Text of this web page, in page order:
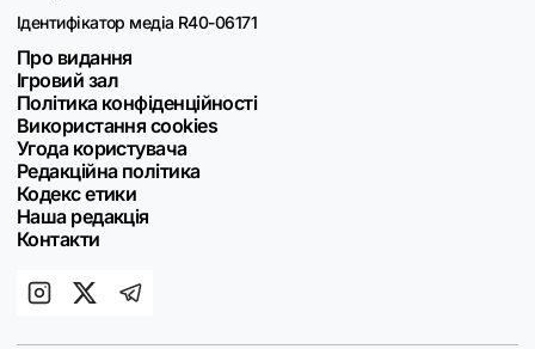
Ідентифікатор медіа R40-06171
Про видання
Ігровий зал
Політика конфіденційності
Використання cookies
Угода користувача
Редакційна політика
Кодекс етики
Наша редакція
Контакти